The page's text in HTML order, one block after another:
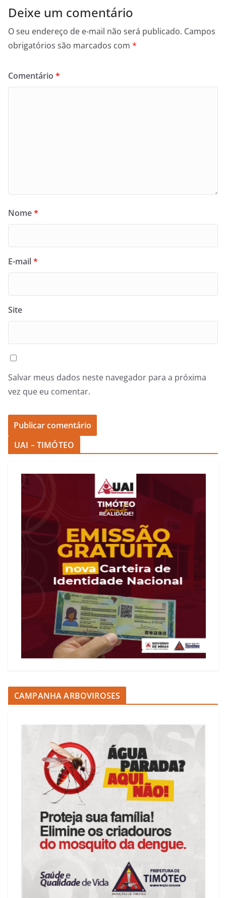
Deixe um comentário
O seu endereço de e-mail não será publicado. Campos
obrigatórios são marcados com *
Comentário *
Nome*
E-mail*
Site
Salvar meus dados neste navegador para a próxima
vez que eu comentar.
UAI – TIMÓTEO
CAMPANHA ARBOVIROSES